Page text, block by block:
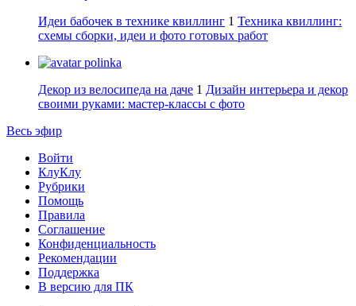
Идеи бабочек в технике квиллинг 1 Техника квиллинг:
схемы сборки, идеи и фото готовых работ
polinka
Декор из велосипеда на даче 1 Дизайн интерьера и декор
своими руками: мастер-классы с фото
Весь эфир
Войти
КлуКлу
Рубрики
Помощь
Правила
Соглашение
Конфиденциальность
Рекомендации
Поддержка
В версию для ПК